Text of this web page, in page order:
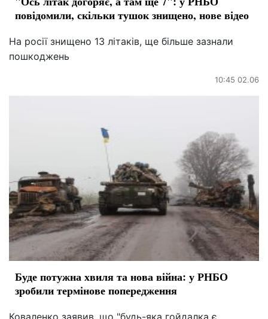
повідомили, скільки тушок знищено, нове відео
На росії знищено 13 літаків, ще більше зазнали
пошкоджень
10:45 02.06
Буде потужна хвиля та нова війна: у РНБО
зробили термінове попередження
Коваленко заявив, що "будь-яка гойдалка є